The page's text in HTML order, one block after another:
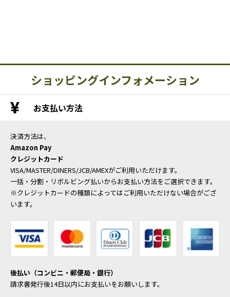
ショッピングインフォメーション
お支払い方法
決済方法は、
Amazon Pay
クレジットカード
VISA/MASTER/DINERS/JCB/AMEXがご利用いただけます。
一括・分割・リボルビング払いからお支払い方法をご選択できます。
※クレジットカードの種類によってはご利用いただけない場合がござ
います。
後払い（コンビニ・郵便局・銀行）
請求書発行後14日以内にお支払いをお願いします。